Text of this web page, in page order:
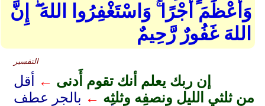
وَأَعْظَمَ أَجْرًا ۚ وَاسْتَغْفِرُوا اللهَ ۖ إِنَّ
اللهَ غَفُورٌ رَّحِيمٌ
التفسير
إن ربك يعلم أنك تقوم أَدنى ←
أقل
من ثلثي الليل ونصفِه وثلثِه ← بالجر عطف